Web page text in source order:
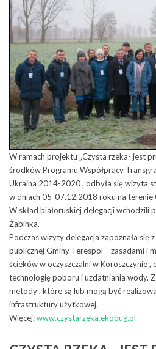
W ramach projektu „Czysta rzeka- jest
środków Programu Współpracy
Ukraina 2014-2020 , odbyła się wizyta
w dniach 05-07.12.2018 roku na terenie
W skład białoruskiej delegacji wchodzili
Żabinka.
Podczas wizyty delegacja zapoznała się
publicznej Gminy Terespol – zasadami i
ścieków w oczyszczalni w Koroszczynie
technologię poboru i uzdatniania wody.
metody , które są lub mogą być
infrastruktury użytkowej.
Więcej:www.czystarzeka.ekobug.pl